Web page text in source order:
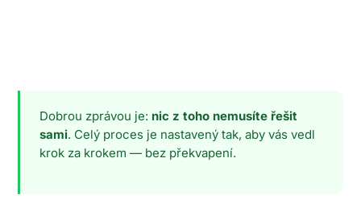
Dobrou zprávou je: nic z toho nemusíte řešit
sami. Celý proces je nastavený tak, aby vás vedl
krok za krokem — bez překvapení.